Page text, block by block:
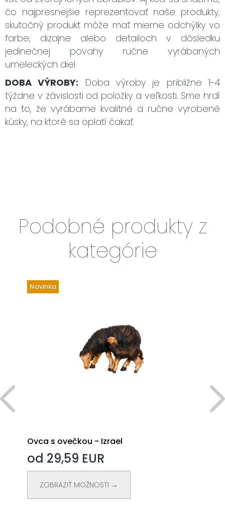
čo najpresnejšie reprezentovať naše produkty,
skutočný produkt môže mať mierne odchýlky vo
farbe, dizajne alebo detailoch v dôsledku
jedinečnej povahy ručne vyrábaných
umeleckých diel.
DOBA VÝROBY: Doba výroby je približne 1-4
týždne v závislosti od položky a veľkosti. Sme hrdí
na to, že vyrábame kvalitné a ručne vyrobené
kúsky, na ktoré sa oplatí čakať.
Podobné produkty z
kategórie
Novinka
Ovca s ovečkou - Izrael
od 29,59 EUR
ZOBRAZIŤ MOŽNOSTI →